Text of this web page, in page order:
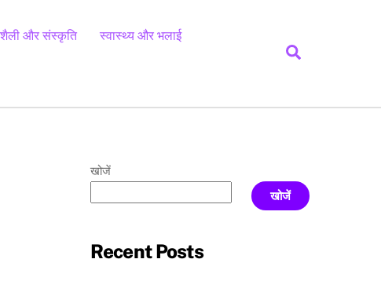
और संस्कृति स्वास्थ्य और भलाई
खोजें
खोजें
Recent Posts